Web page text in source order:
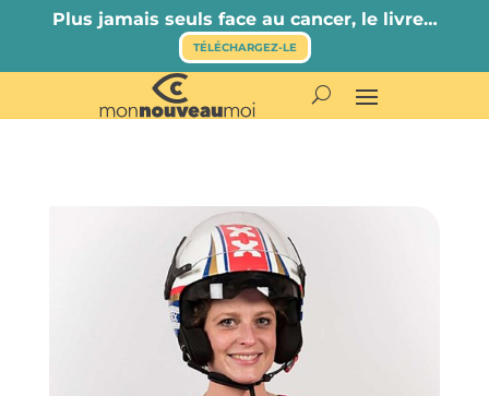
Plus jamais seuls face au cancer, le livre…
TÉLÉCHARGEZ-LE